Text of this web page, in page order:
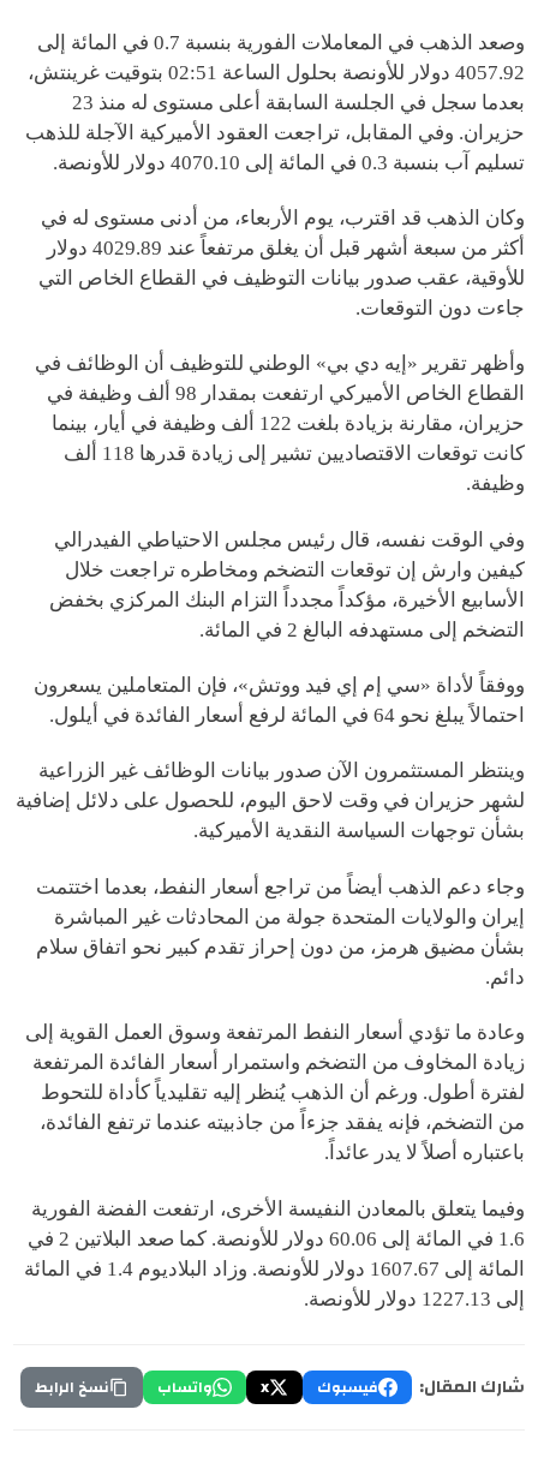
وصعد الذهب في المعاملات الفورية بنسبة 0.7 في المائة إلى
4057.92 دولار للأونصة بحلول الساعة 02:51 بتوقيت غرينتش،
بعدما سجل في الجلسة السابقة أعلى مستوى له منذ 23
حزيران. وفي المقابل، تراجعت العقود الأميركية الآجلة للذهب
تسليم آب بنسبة 0.3 في المائة إلى 4070.10 دولار للأونصة.
وكان الذهب قد اقترب، يوم الأربعاء، من أدنى مستوى له في
أكثر من سبعة أشهر قبل أن يغلق مرتفعاً عند 4029.89 دولار
للأوقية، عقب صدور بيانات التوظيف في القطاع الخاص التي
جاءت دون التوقعات.
وأظهر تقرير «إيه دي بي» الوطني للتوظيف أن الوظائف في
القطاع الخاص الأميركي ارتفعت بمقدار 98 ألف وظيفة في
حزيران، مقارنة بزيادة بلغت 122 ألف وظيفة في أيار، بينما
كانت توقعات الاقتصاديين تشير إلى زيادة قدرها 118 ألف
وظيفة.
وفي الوقت نفسه، قال رئيس مجلس الاحتياطي الفيدرالي
كيفين وارش إن توقعات التضخم ومخاطره تراجعت خلال
الأسابيع الأخيرة، مؤكداً مجدداً التزام البنك المركزي بخفض
التضخم إلى مستهدفه البالغ 2 في المائة.
ووفقاً لأداة «سي إم إي فيد ووتش»، فإن المتعاملين يسعرون
احتمالاً يبلغ نحو 64 في المائة لرفع أسعار الفائدة في أيلول.
وينتظر المستثمرون الآن صدور بيانات الوظائف غير الزراعية
لشهر حزيران في وقت لاحق اليوم، للحصول على دلائل إضافية
بشأن توجهات السياسة النقدية الأميركية.
وجاء دعم الذهب أيضاً من تراجع أسعار النفط، بعدما اختتمت
إيران والولايات المتحدة جولة من المحادثات غير المباشرة
بشأن مضيق هرمز، من دون إحراز تقدم كبير نحو اتفاق سلام
دائم.
وعادة ما تؤدي أسعار النفط المرتفعة وسوق العمل القوية إلى
زيادة المخاوف من التضخم واستمرار أسعار الفائدة المرتفعة
لفترة أطول. ورغم أن الذهب يُنظر إليه تقليدياً كأداة للتحوط
من التضخم، فإنه يفقد جزءاً من جاذبيته عندما ترتفع الفائدة،
باعتباره أصلاً لا يدر عائداً.
وفيما يتعلق بالمعادن النفيسة الأخرى، ارتفعت الفضة الفورية
1.6 في المائة إلى 60.06 دولار للأونصة. كما صعد البلاتين 2 في
المائة إلى 1607.67 دولار للأونصة. وزاد البلاديوم 1.4 في المائة
إلى 1227.13 دولار للأونصة.
شارك المقال: فيسبوك X واتساب نسخ الرابط